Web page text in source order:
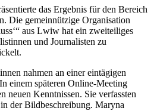
das Ergebnis für den Bereich
Die gemeinnützige Organisation
aus Lwiw hat ein zweiteiliges
und Journalisten zu
nahmen an einer eintägigen
einem späteren Online-Meeting
neuen Kenntnissen. Sie verfassten
der Bildbeschreibung. Maryna